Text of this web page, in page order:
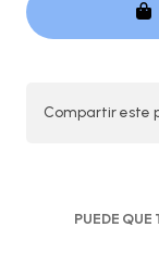
Compartir este
PUEDE QUE